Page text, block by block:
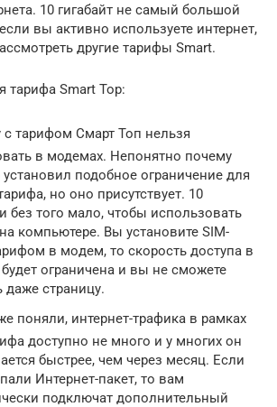
10 гигабайт не самый большой
вы активно используете интернет,
другие тарифы Smart.
тарифа Smart Top:­
c тарифом См­арт Топ нельзя
в модемах. Непонятно почему
установил подобное ограничение для
но оно присутствует. 10
и без того мало, чтобы использовать
компьютере. Вы установите SIM-
в мо­дем, то скорость доступа в
будет ограничен­а и вы не сможете
даже страницу.
поняли, интернет-трафика в рамках
доступно не много и у многих он
быстрее, чем через месяц. Если
Интернет­-пакет, то вам
подключат дополнительный